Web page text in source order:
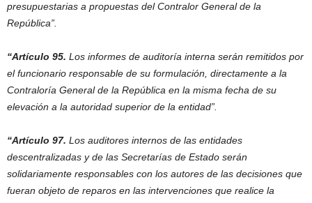
presupuestarias a propuestas del Contralor General de la
República”.
“Artículo 95. Los informes de auditoría interna serán remitidos por
el funcionario responsable de su formulación, directamente a la
Contraloría General de la República en la misma fecha de su
elevación a la autoridad superior de la entidad”.
“Artículo 97. Los auditores internos de las entidades
descentralizadas y de las Secretarías de Estado serán
solidariamente responsables con los autores de las decisiones que
fueran objeto de reparos en las intervenciones que realice la